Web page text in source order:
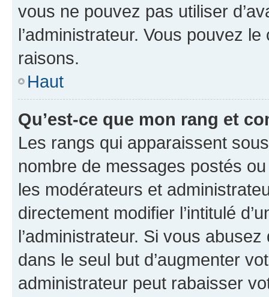
vous ne pouvez pas utiliser
l’administrateur. Vous pouvez
raisons.
Haut
Qu’est-ce que mon rang et
Les rangs qui apparaissent
nombre de messages postés
les modérateurs et
directement modifier l’intitulé
l’administrateur. Si vous
dans le seul but d’augmenter
administrateur peut rabaisser